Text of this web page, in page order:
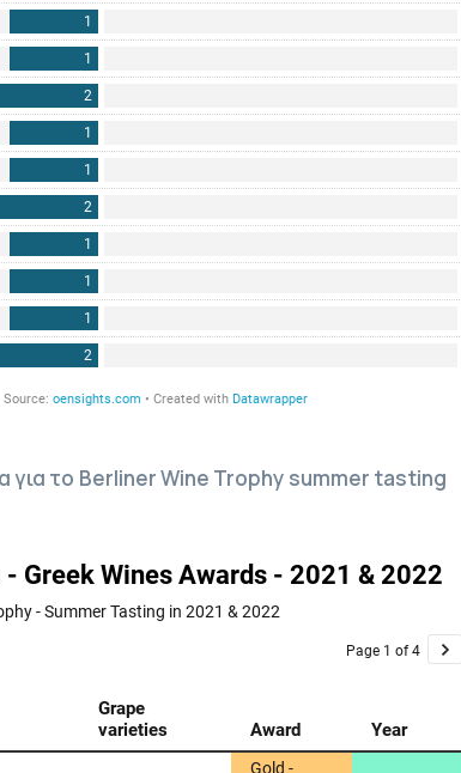
για το Berliner Wine Trophy summer tasting